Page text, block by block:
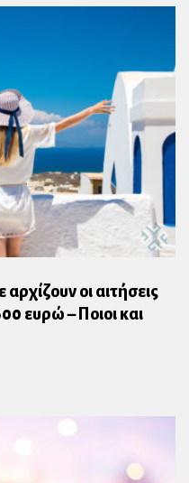
οι αιτήσεις
ευρώ – Ποιοι και